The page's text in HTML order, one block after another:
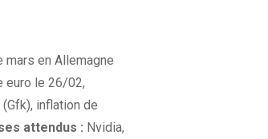
en Allemagne
euro le 26/02,
inflation de
attendus : Nvidia,